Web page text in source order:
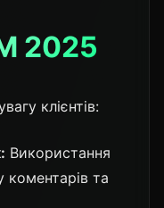
2025
клієнтів:
Використання
коментарів та